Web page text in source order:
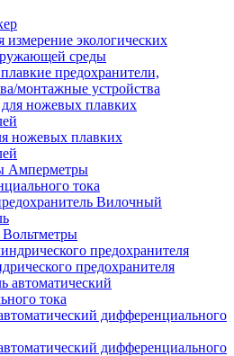
измерение экологических
среды
предохранители,
монтажные устройства
ножевых плавких
Амперметры
тока
Вилочный
Вольтметры
предохранителя
дифференциального
дифференциального